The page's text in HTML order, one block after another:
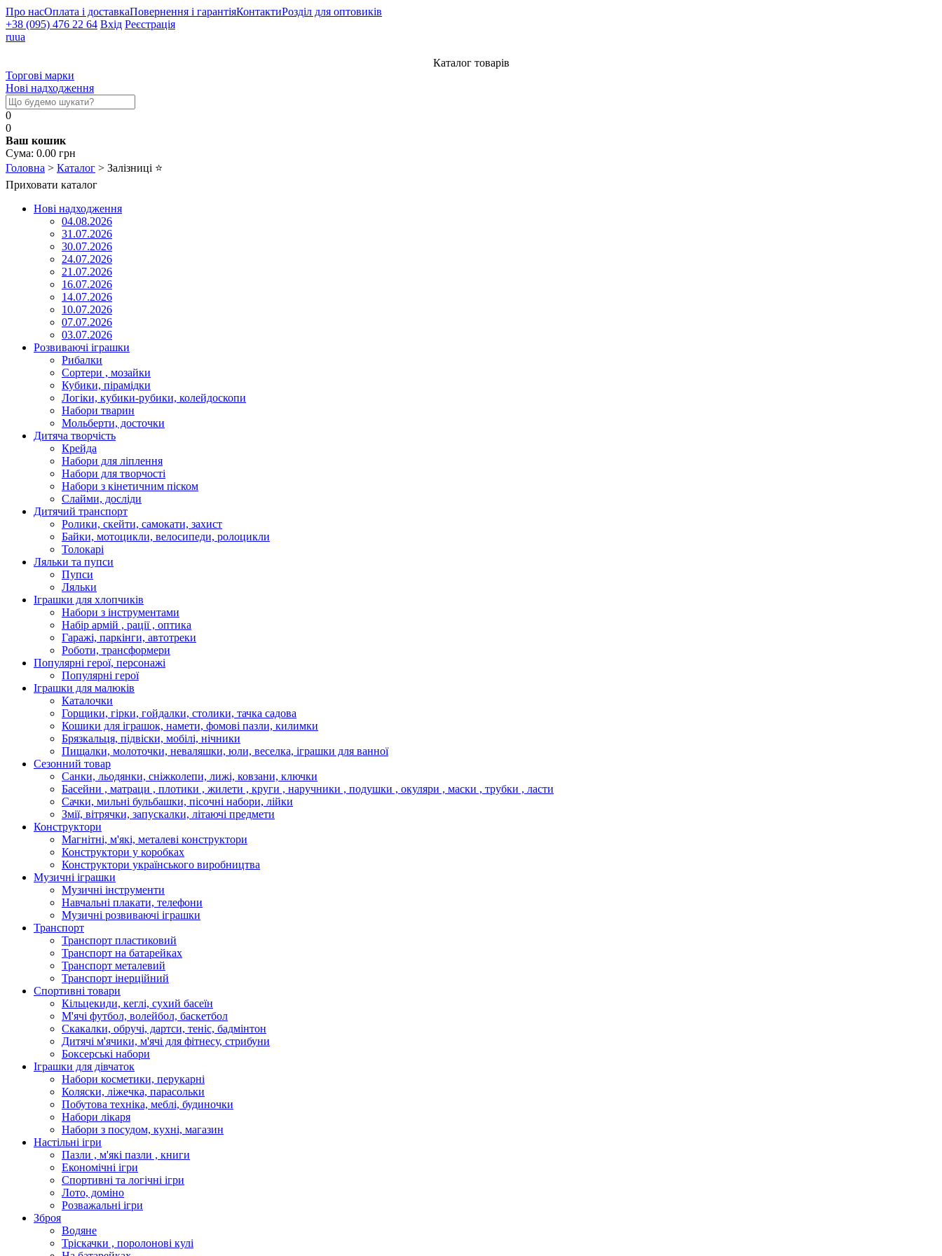
Про насОплата і доставкаПовернення і гарантіяКонтактиРозділ для оптовиків
+38 (095) 476 22 64 Вхід Реєстрація
ruua
Каталог товарів
Торгові марки
Нові надходження
0
0
Ваш кошик
Cума: 0.00 грн
Головна > Каталог > Залізниці ⭐
Приховати каталог
Нові надходження
04.08.2026
31.07.2026
30.07.2026
24.07.2026
21.07.2026
16.07.2026
14.07.2026
10.07.2026
07.07.2026
03.07.2026
Розвиваючі іграшки
Рибалки
Сортери , мозайки
Кубики, пірамідки
Логіки, кубики-рубики, колейдоскопи
Набори тварин
Мольберти, досточки
Дитяча творчість
Крейда
Набори для ліплення
Набори для творчості
Набори з кінетичним піском
Слайми, досліди
Дитячий транспорт
Ролики, скейти, самокати, захист
Байки, мотоцикли, велосипеди, ролоцикли
Толокарі
Ляльки та пупси
Пупси
Ляльки
Іграшки для хлопчиків
Набори з інструментами
Набір армій , рації , оптика
Гаражі, паркінги, автотреки
Роботи, трансформери
Популярні герої, персонажі
Популярні герої
Іграшки для малюків
Каталочки
Горщики, гірки, гойдалки, столики, тачка садова
Кошики для іграшок, намети, фомові пазли, килимки
Брязкальця, підвіски, мобілі, нічники
Пищалки, молоточки, неваляшки, юли, веселка, іграшки для ванної
Сезонний товар
Санки, льодянки, сніжколепи, лижі, ковзани, ключки
Басейни , матраци , плотики , жилети , круги , наручники , подушки , окуляри , маски , трубки , ласти
Сачки, мильні бульбашки, пісочні набори, лійки
Змії, вітрячки, запускалки, літаючі предмети
Конструктори
Магнітні, м'які, металеві конструктори
Конструктори у коробках
Конструктори українського виробництва
Музичні іграшки
Музичні інструменти
Навчальні плакати, телефони
Музичні розвиваючі іграшки
Транспорт
Транспорт пластиковий
Транспорт на батарейках
Транспорт металевий
Транспорт інерційний
Спортивні товари
Кільцекиди, кеглі, сухий басеїн
М'ячі футбол, волейбол, баскетбол
Скакалки, обручі, дартси, теніс, бадмінтон
Дитячі м'ячики, м'ячі для фітнесу, стрибуни
Боксерські набори
Іграшки для дівчаток
Набори косметики, перукарні
Коляски, ліжечка, парасольки
Побутова техніка, меблі, будиночки
Набори лікаря
Набори з посудом, кухні, магазин
Настільні ігри
Пазли , м'які пазли , книги
Економічні ігри
Спортивні та логічні ігри
Лото, доміно
Розважальні ігри
Зброя
Водяне
Тріскачки , поролонові кулі